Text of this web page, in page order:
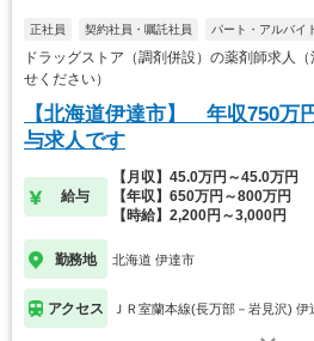
正社員 契約社員・嘱託社員 パート・アルバイ
ドラッグストア（調剤併設）の薬剤師求
せください）
【北海道伊達市】 年収750万
与求人です
給与
【月収】45.0万円～45.0万円
【年収】650万円～800万円
【時給】2,200円～3,000円
勤務地 北海道 伊達市
アクセス ＪＲ室蘭本線(長万部－岩見沢) 伊